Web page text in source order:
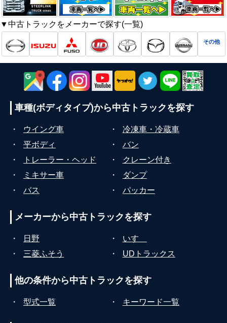
▼中古トラックをメーカーで探す(一覧)
その他
車種(ボディタイプ)から中古トラックを探す
・ ウイング車 ・
冷凍車・冷蔵車
・
平ボディ ・
バン
・
トレーラー・ヘッド ・
クレーン付き
・
ミキサー車 ・
ダンプ
・
バス ・ パッカー
メーカーから中古トラックを探す
・ 日野 ・
いすゞ
・
三菱ふそう ・ UDトラックス
他の条件から中古トラックを探す
・ 型式一覧 ・ キーワード一覧